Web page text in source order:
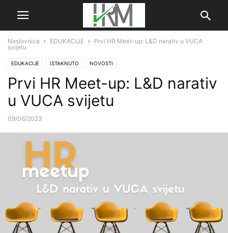
Naslovnica EDUKACIJE
Prvi HR Meet-up: L&D narativ u VUCA
svijetu
EDUKACIJE ISTAKNUTO NOVOSTI
Prvi HR Meet-up: L&D narativ
u VUCA svijetu
09/06/2023